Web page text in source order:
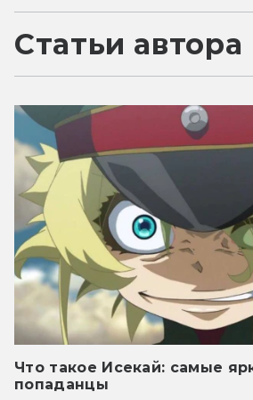
Статьи автора
Что такое Исекай: самые
попаданцы